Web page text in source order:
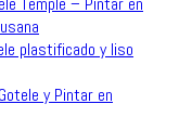
plastificado y liso
y Pintar en